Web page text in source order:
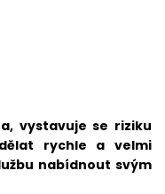
vystavuje se riziku
rychle a velmi
nabídnout svým